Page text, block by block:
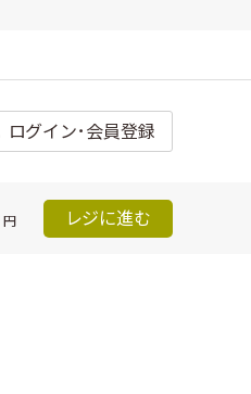
ログイン･会員登録
円 レジに進む